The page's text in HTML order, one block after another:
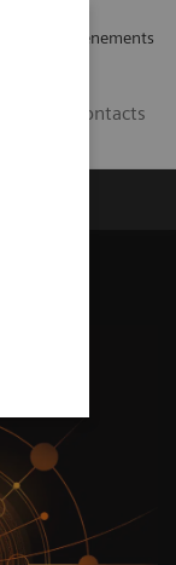
et événements
Contacts